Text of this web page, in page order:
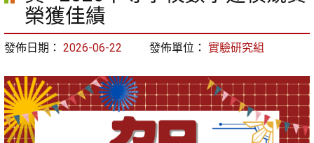
區
榮獲佳績
發佈日期： 2026-06-22 發佈單位： 實驗研究組